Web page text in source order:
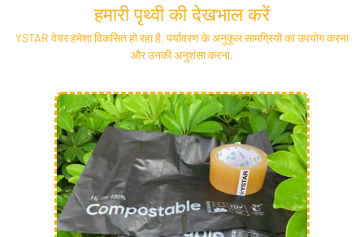
हमारी पृथ्वी की देखभाल करें
YSTAR वेयर हमेशा विकसित हो रहा है, पर्यावरण के अनुकूल सामग्रियों का उपयोग करना
और उनकी अनुशंसा करना.